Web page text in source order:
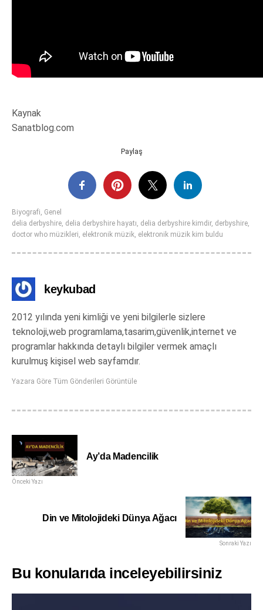
Kaynak
Sanatblog.com
Paylaş
Biyografi, Genel
delia derbyshire, delia derbyshire hayatı, delia derbyshire kimdir, derbyshire,
doctor who müzikleri, elektronik müzik, elektronik müzik kim buldu
keykubad
2012 yılında yeni kimliği ve yeni bilgilerle sizlere
teknoloji,web programlama,tasarim,güvenlik,internet ve
programlar hakkında detaylı bilgiler vermek amaçlı
kurulmuş kişisel web sayfamdır.
Yazara Göre Tüm Gönderileri Görüntüle
Ay’da Madencilik
Önceki Yazı
Din ve Mitolojideki Dünya Ağacı
Sonraki Yazı
Bu konularıda inceleyebilirsiniz